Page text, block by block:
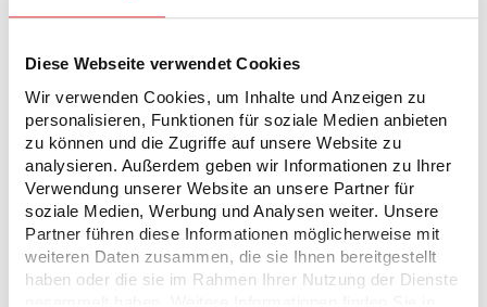
Diese Webseite verwendet Cookies
Wir verwenden Cookies, um Inhalte und Anzeigen zu
personalisieren, Funktionen für soziale Medien anbieten
zu können und die Zugriffe auf unsere Website zu
analysieren. Außerdem geben wir Informationen zu Ihrer
Verwendung unserer Website an unsere Partner für
soziale Medien, Werbung und Analysen weiter. Unsere
Partner führen diese Informationen möglicherweise mit
weiteren Daten zusammen, die sie Ihnen bereitgestellt
haben oder die sie im Rahmen Ihrer Nutzung der Dienste
Der Zweck der Datenerhebung ist die Bearbeitung
HR4YOU AG wie beschrieben eingesetzt.
5. Was sind Cookies?
Im Rahmen des Bewerbungsverfahrens mit
HR4YOU werden auf der Website Cookies
verwendet. Diese dienen dazu, Ihre Bewerbung